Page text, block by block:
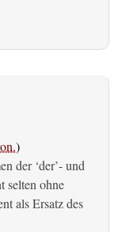
)
der ‘der’- und
ohne
als Ersatz des